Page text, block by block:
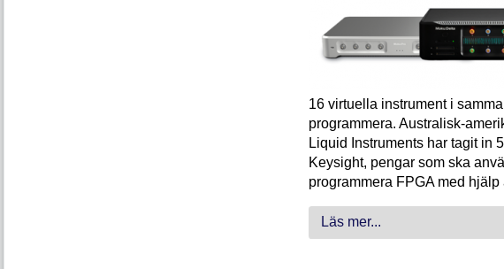
16 virtuella instrument i
programmera. Australisk-
Liquid Instruments har tagit in
Keysight, pengar som ska
programmera FPGA med hjälp
Läs mer...